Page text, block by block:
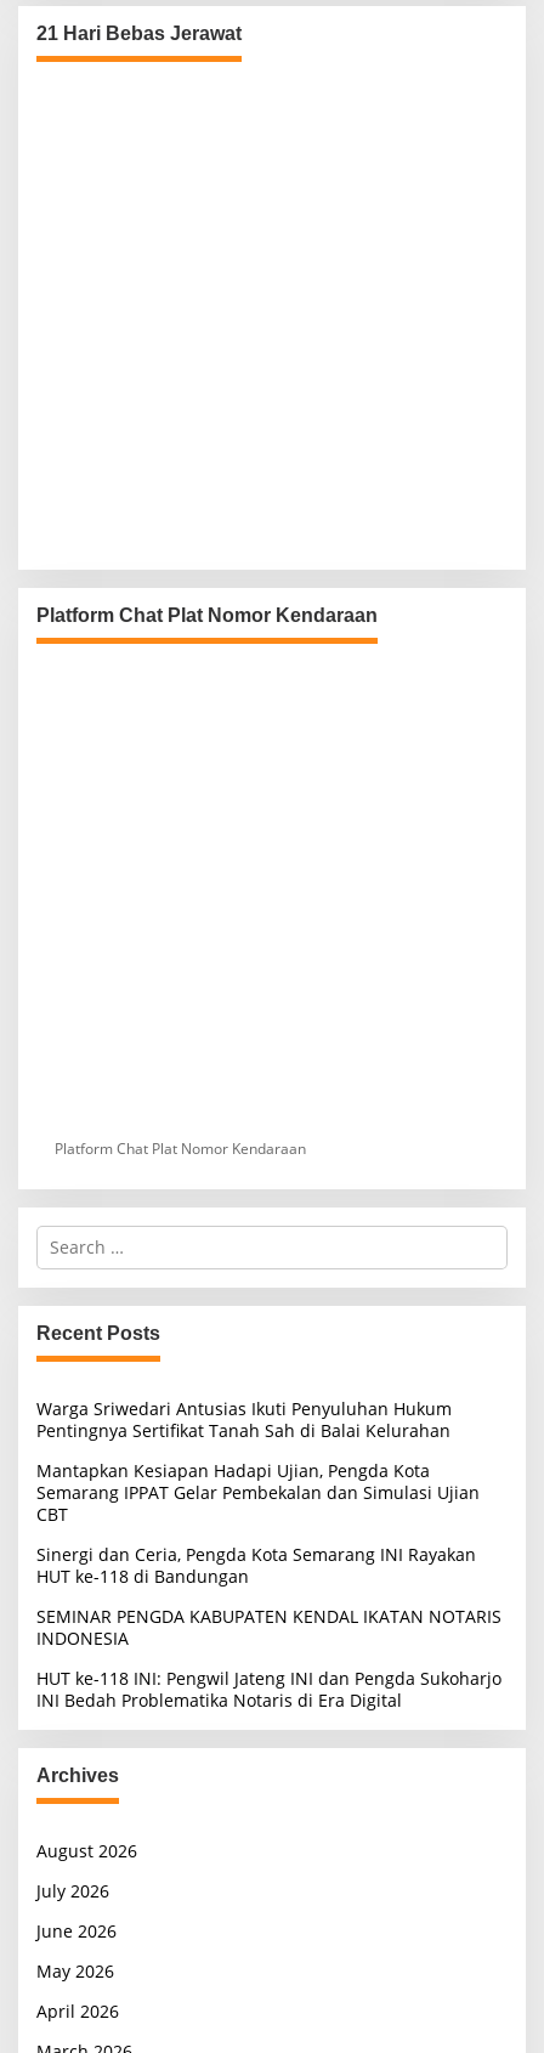
21 Hari Bebas Jerawat
Platform Chat Plat Nomor Kendaraan
Platform Chat Plat Nomor Kendaraan
S
r
c
h
f
r
:
Recent Posts
Warga Sriwedari Antusias Ikuti Penyuluhan Hukum
Pentingnya Sertifikat Tanah Sah di Balai Kelurahan
Mantapkan Kesiapan Hadapi Ujian, Pengda Kota
Semarang IPPAT Gelar Pembekalan dan Simulasi Ujian
CBT
Sinergi dan Ceria, Pengda Kota Semarang INI Rayakan
HUT ke-118 di Bandungan
SEMINAR PENGDA KABUPATEN KENDAL IKATAN NOTARIS
INDONESIA
HUT ke-118 INI: Pengwil Jateng INI dan Pengda Sukoharjo
INI Bedah Problematika Notaris di Era Digital
Archives
August 2026
July 2026
June 2026
May 2026
April 2026